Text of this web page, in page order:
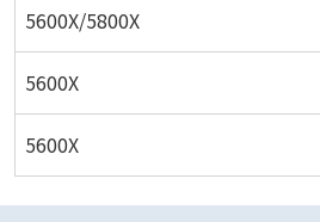
5600X/5800X
5600X
5600X